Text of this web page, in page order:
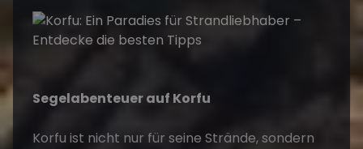
Segelabenteuer auf Korfu
Korfu ist nicht nur für seine Strände, sondern